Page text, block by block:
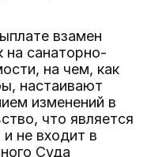
взамен
на санаторно-
на чем, как
настаивают
изменений в
что является
не входит в
Суда